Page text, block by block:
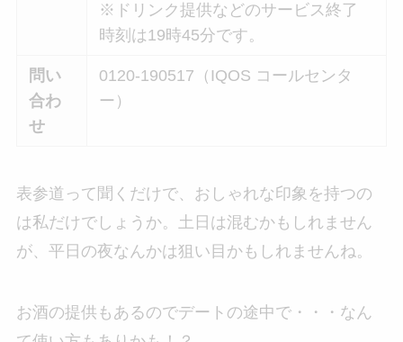
※ドリンク提供などのサービス終了
時刻は19時45分です。
問い
合わ
せ
0120-190517（IQOS コールセンタ
ー）
表参道って聞くだけで、おしゃれな印象を持つの
は私だけでしょうか。土日は混むかもしれません
が、平日の夜なんかは狙い目かもしれませんね。
お酒の提供もあるのでデートの途中で・・・なん